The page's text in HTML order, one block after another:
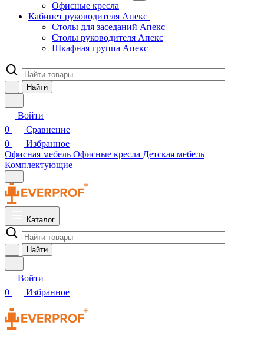
Офисные кресла
Кабинет руководителя Апекс
Столы для заседаний Апекс
Столы руководителя Апекс
Шкафная группа Апекс
Найти
Войти
0
Сравнение
0
Избранное
Офисная мебель Офисные кресла Детская мебель
Комплектующие
Каталог
Найти
Войти
0
Избранное